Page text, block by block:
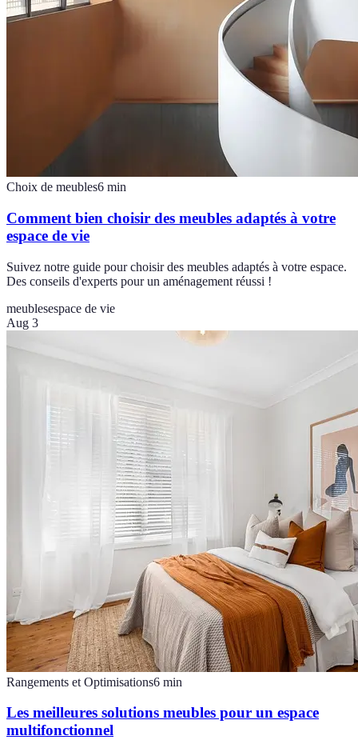
Choix de meubles6 min
Comment bien choisir des meubles adaptés à votre
espace de vie
Suivez notre guide pour choisir des meubles adaptés à votre espace.
Des conseils d'experts pour un aménagement réussi !
meublesespace de vie
Aug 3
Rangements et Optimisations6 min
Les meilleures solutions meubles pour un espace
multifonctionnel